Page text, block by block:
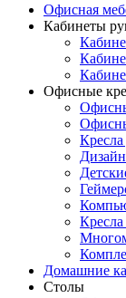
Офисная
Кабинеты
Офисные
Кресла
Домашние
Столы